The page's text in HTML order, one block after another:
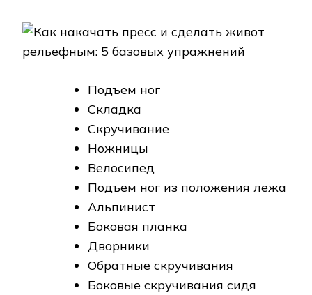
Подъем ног
Складка
Скручивание
Ножницы
Велосипед
Подъем ног из положения лежа
Альпинист
Боковая планка
Дворники
Обратные скручивания
Боковые скручивания сидя